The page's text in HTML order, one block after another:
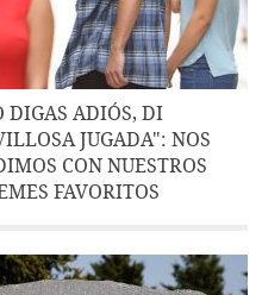
DIGAS ADIÓS, DI
JUGADA": NOS
CON NUESTROS
FAVORITOS